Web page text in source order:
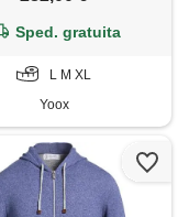
Sped. gratuita
L M XL
Yoox